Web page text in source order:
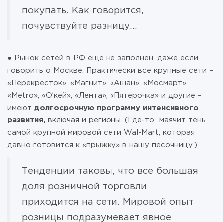
покупать. Как говорится,
почувствуйте разницу...
● Рынок сетей в РФ еще не заполнен, даже если
говорить о Москве. Практически все крупные сети –
«Перекресток», «Магнит», «Ашан», «Мосмарт»,
«Мetrо», «О’кей», «Лента», «Пятерочка» и другие –
имеют долгосрочную программу интенсивного
развития, включая и регионы. (Где-то маячит тень
самой крупной мировой сети Wal-Mart, которая
давно готовится к «прыжку» в нашу песочницу.)
Тенденции таковы, что все большая
доля розничной торговли
приходится на сети. Мировой опыт
розницы подразумевает явное